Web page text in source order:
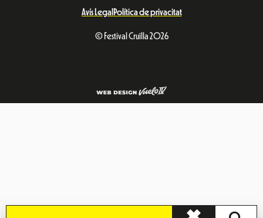
Avís Legal Política de privacitat
© Festival Cruïlla 2026